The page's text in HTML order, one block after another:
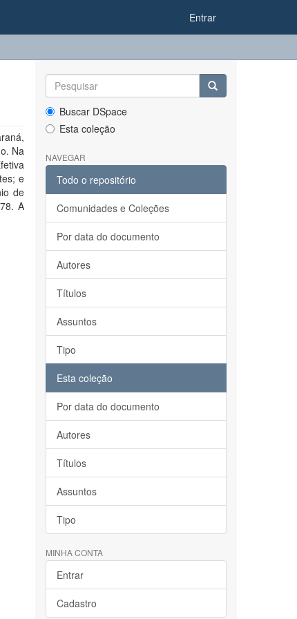
Entrar
Na
e
de
A
Buscar DSpace
Esta coleção
NAVEGAR
Todo o repositório
Comunidades e Coleções
Por data do documento
Autores
Títulos
Assuntos
Tipo
Esta coleção
Por data do documento
Autores
Títulos
Assuntos
Tipo
MINHA CONTA
Entrar
Cadastro